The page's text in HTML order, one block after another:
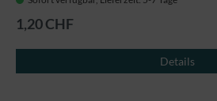
1,20 CHF
Details